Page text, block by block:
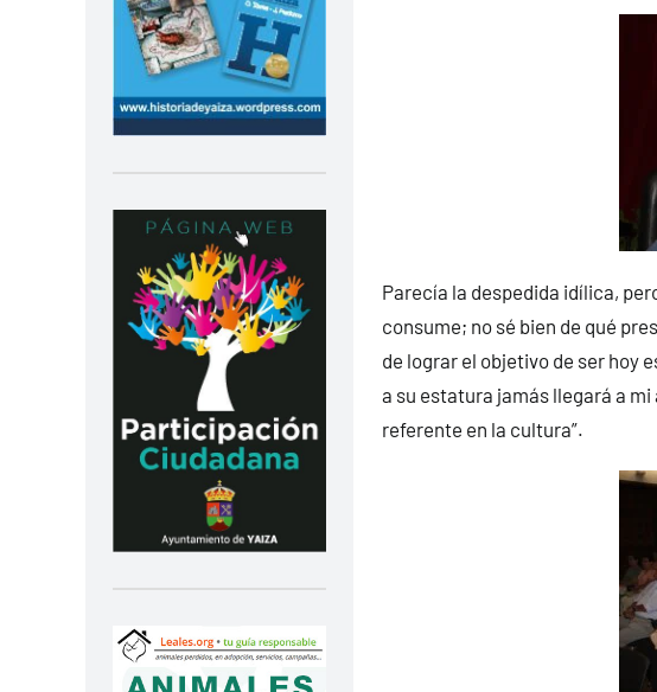
Parecía la despedida idílica,
consume; no sé bien de qué
de lograr el objetivo de ser hoy
a su estatura jamás llegará a mi
referente en la cultura”.